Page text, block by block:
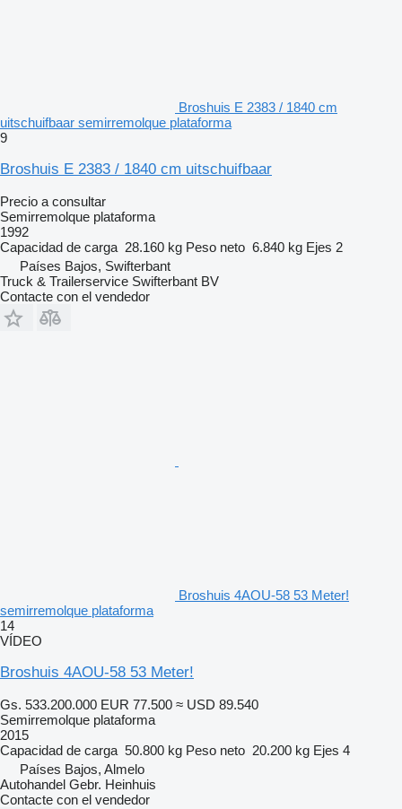
Broshuis E 2383 / 1840 cm
uitschuifbaar semirremolque plataforma
9
Broshuis E 2383 / 1840 cm uitschuifbaar
Precio a consultar
Semirremolque plataforma
1992
Capacidad de carga 28.160 kg Peso neto 6.840 kg Ejes 2
Países Bajos, Swifterbant
Truck & Trailerservice Swifterbant BV
Contacte con el vendedor
Broshuis 4AOU-58 53 Meter!
semirremolque plataforma
14
VÍDEO
Broshuis 4AOU-58 53 Meter!
Gs. 533.200.000 EUR 77.500 ≈ USD 89.540
Semirremolque plataforma
2015
Capacidad de carga 50.800 kg Peso neto 20.200 kg Ejes 4
Países Bajos, Almelo
Autohandel Gebr. Heinhuis
Contacte con el vendedor